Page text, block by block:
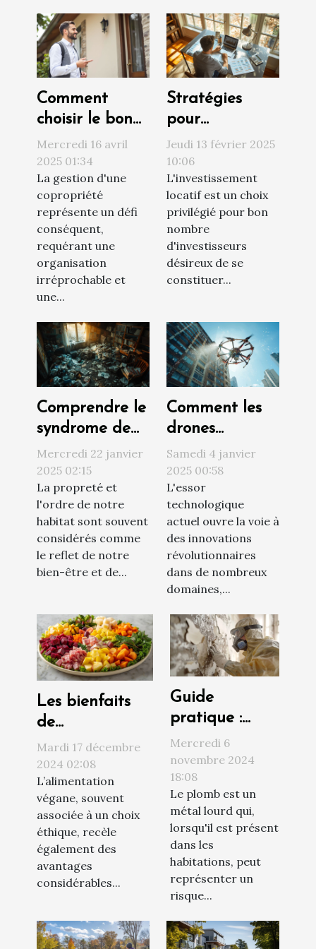
Comment
choisir le bon
syndic de
copropriété
pour une
gestion
efficace
Mercredi 16 avril
2025 01:34
La gestion d'une
copropriété
représente un défi
conséquent,
requérant une
organisation
irréprochable et
une...
Stratégies
pour
augmenter la
rentabilité de
votre
investissement
locatif
Jeudi 13 février 2025
10:06
L'investissement
locatif est un choix
privilégié pour bon
nombre
d'investisseurs
désireux de se
constituer...
Comprendre le
syndrome de
Diogène et ses
impacts sur
l'habitat
Mercredi 22 janvier
2025 02:15
La propreté et
l'ordre de notre
habitat sont souvent
considérés comme
le reflet de notre
bien-être et de...
Comment les
drones
révolutionnent
le nettoyage
extérieur des
bâtiments
Samedi 4 janvier
2025 00:58
L'essor
technologique
actuel ouvre la voie à
des innovations
révolutionnaires
dans de nombreux
domaines,...
Les bienfaits
de
l'alimentation
végane sur la
santé et
l'environnement
Mardi 17 décembre
2024 02:08
L’alimentation
végane, souvent
associée à un choix
éthique, recèle
également des
avantages
considérables...
Guide
pratique :
comment
procéder à un
diagnostic
plomb efficace
Mercredi 6
novembre 2024
18:08
Le plomb est un
métal lourd qui,
lorsqu'il est présent
dans les
habitations, peut
représenter un
risque...